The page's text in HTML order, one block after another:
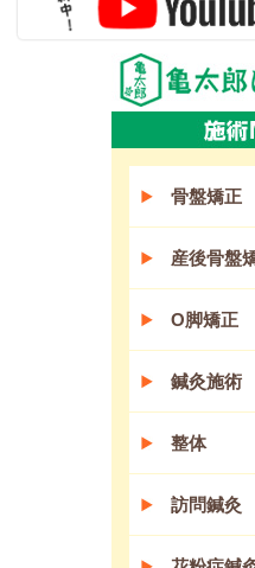
骨盤矯正
産後骨盤
O脚矯正
鍼灸施術
整体
訪問鍼灸